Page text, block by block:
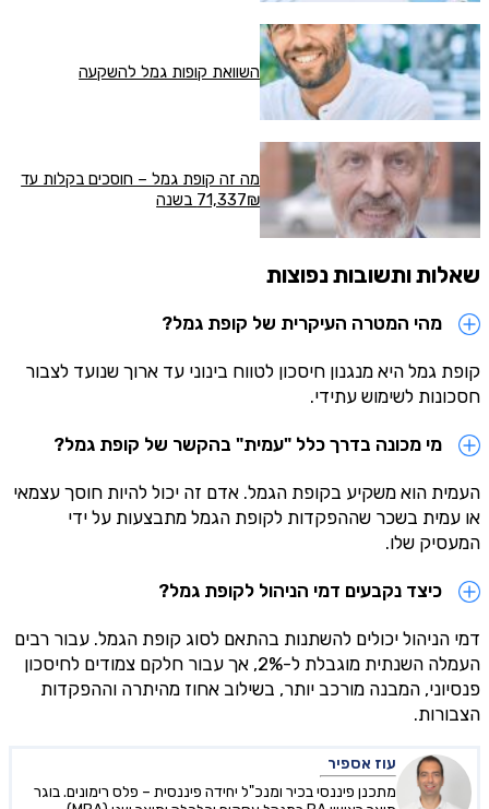
השוואת קופות גמל להשקעה
מה זה קופת גמל – חוסכים בקלות עד
71,337₪ בשנה
שאלות ותשובות נפוצות
מהי המטרה העיקרית של קופת גמל?
קופת גמל היא מנגנון חיסכון לטווח בינוני עד ארוך שנועד לצבור
חסכונות לשימוש עתידי.
מי מכונה בדרך כלל "עמית" בהקשר של קופת גמל?
העמית הוא משקיע בקופת הגמל. אדם זה יכול להיות חוסך עצמאי
או עמית בשכר שההפקדות לקופת הגמל מתבצעות על ידי
המעסיק שלו.
כיצד נקבעים דמי הניהול לקופת גמל?
דמי הניהול יכולים להשתנות בהתאם לסוג קופת הגמל. עבור רבים
העמלה השנתית מוגבלת ל-2%, אך עבור חלקם צמודים לחיסכון
פנסיוני, המבנה מורכב יותר, בשילוב אחוז מהיתרה וההפקדות
הצבורות.
עוז אספיר
מתכנן פיננסי בכיר ומנכ"ל יחידה פיננסית – פלס רימונים. בוגר